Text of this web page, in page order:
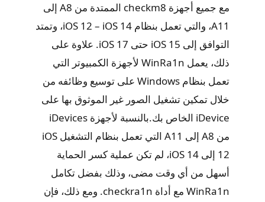
مع جميع أجهزة checkm8 الممتدة من A8 إلى
A11، والتي تعمل بنظام iOS 12 – iOS 14، وتمتد
التوافق إلى iOS 15 حتى iOS 17. علاوة على
ذلك، يعمل WinRa1n لأجهزة الكمبيوتر التي
تعمل بنظام Windows على توسيع وظائفه من
خلال تمكين تشغيل الصور غير الموثوق بها على
iDevice الخاص بك.بالنسبة لأجهزة iDevices
من A8 إلى A11 التي تعمل بنظام التشغيل iOS
12 إلى iOS 14، لم تكن عملية كسر الحماية
أسهل من أي وقت مضى، وذلك بفضل تكامل
WinRa1n مع أداة checkra1n. ومع ذلك، فإن